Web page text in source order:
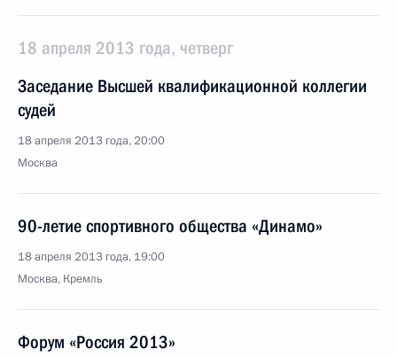
18 апреля 2013 года, четверг
Заседание Высшей квалификационной коллегии
судей
18 апреля 2013 года, 20:00
Москва
90-летие спортивного общества «Динамо»
18 апреля 2013 года, 19:00
Москва, Кремль
Форум «Россия 2013»